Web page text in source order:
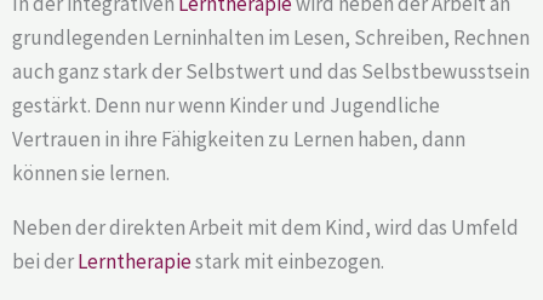
grundlegenden Lerninhalten im Lesen, Schreiben, Rechnen
auch ganz stark der Selbstwert und das Selbstbewusstsein
gestärkt. Denn nur wenn Kinder und Jugendliche
Vertrauen in ihre Fähigkeiten zu Lernen haben, dann
können sie lernen.
Neben der direkten Arbeit mit dem Kind, wird das Umfeld
bei derLerntherapiestark mit einbezogen.